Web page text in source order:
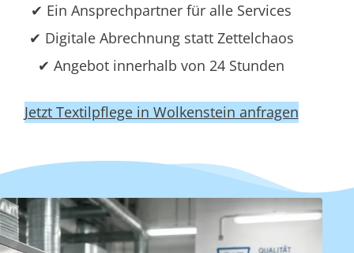
✔ Ein Ansprechpartner für alle Services
✔ Digitale Abrechnung statt Zettelchaos
✔ Angebot innerhalb von 24 Stunden
Jetzt Textilpflege in Wolkenstein anfragen